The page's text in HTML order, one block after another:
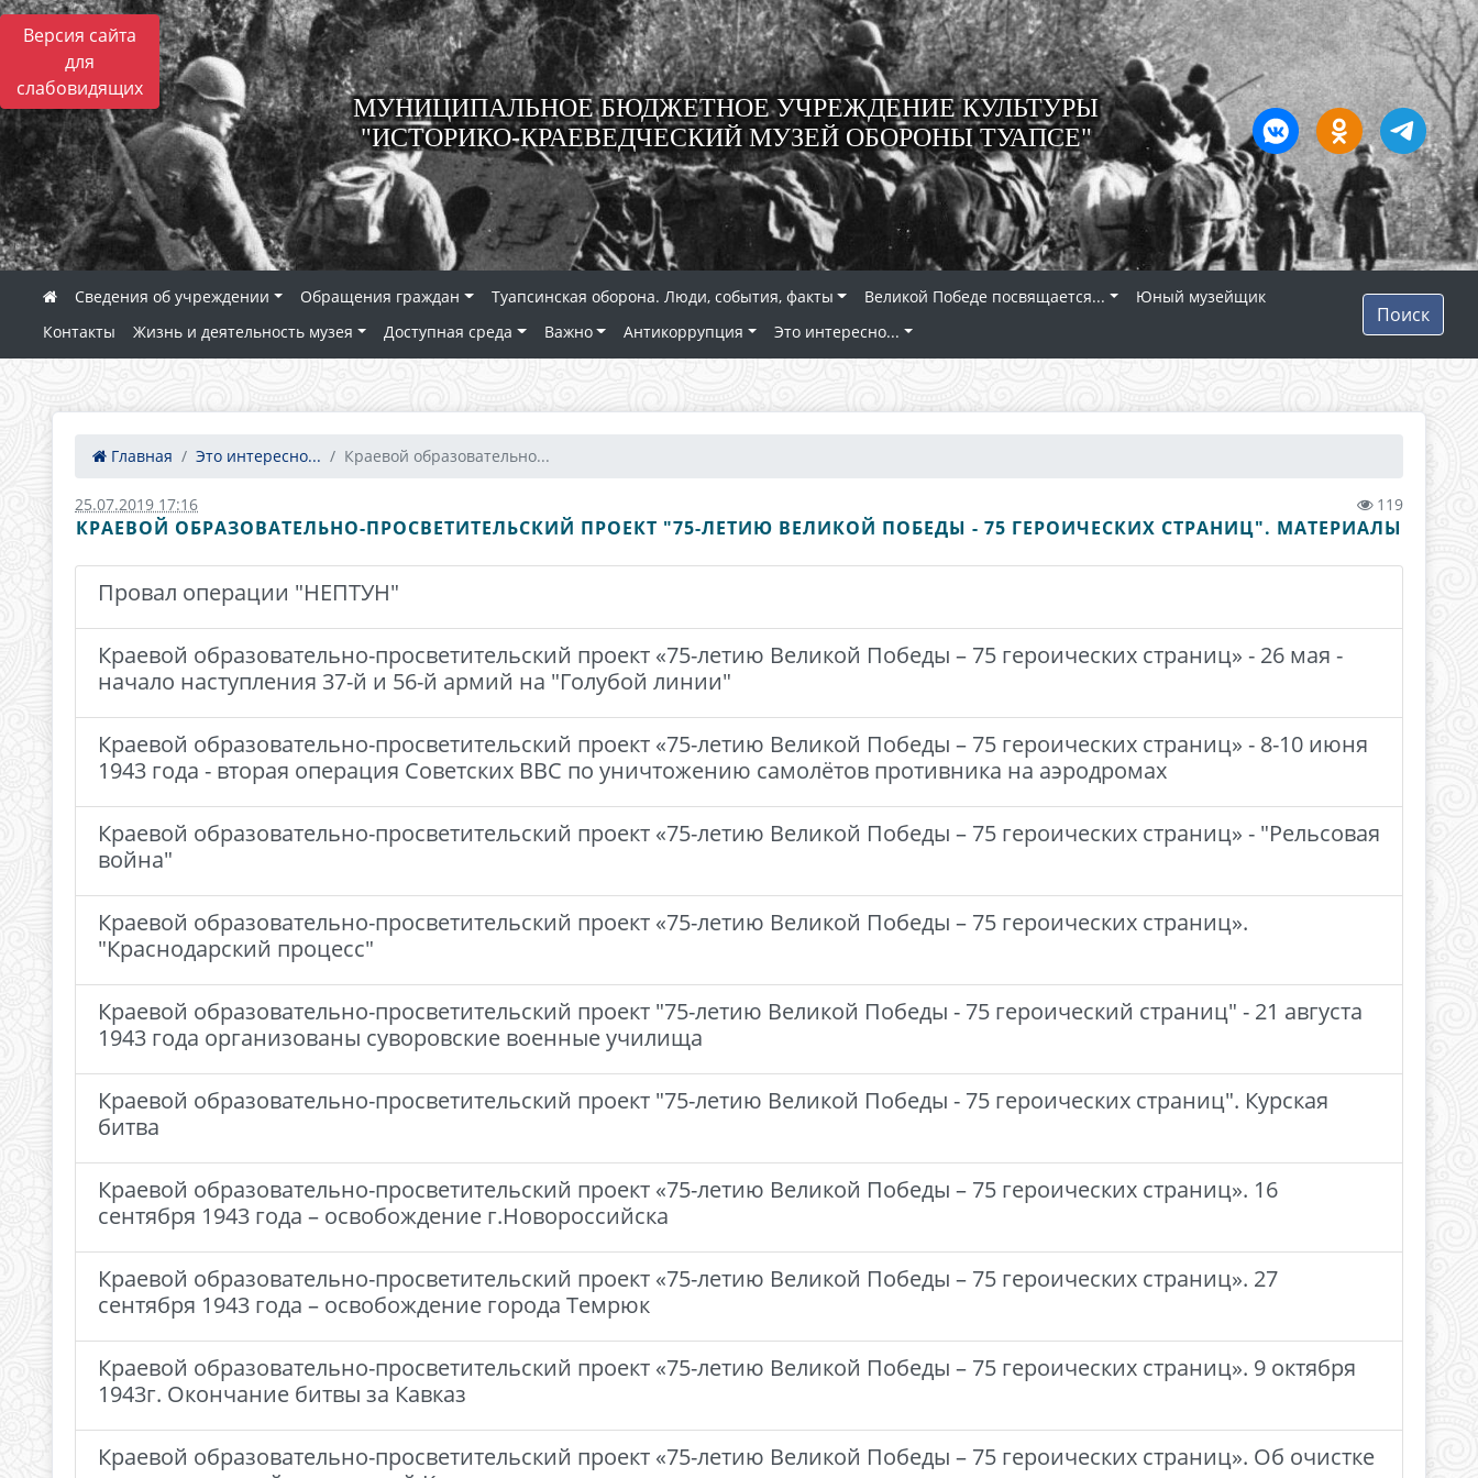
Версия сайта
для
слабовидящих
МУНИЦИПАЛЬНОЕ БЮДЖЕТНОЕ УЧРЕЖДЕНИЕ КУЛЬТУРЫ
"ИСТОРИКО-КРАЕВЕДЧЕСКИЙ МУЗЕЙ ОБОРОНЫ ТУАПСЕ"
Сведения об учреждении Обращения граждан Туапсинская оборона. Люди, события, факты Великой Победе посвящается...
Юный музейщик
Контакты
Жизнь и деятельность музея Доступная среда Важно Антикоррупция Это интересно...
Поиск
Главная Это интересно... Краевой образовательно...
25.07.2019 17:16 119
КРАЕВОЙ ОБРАЗОВАТЕЛЬНО-ПРОСВЕТИТЕЛЬСКИЙ ПРОЕКТ "75-ЛЕТИЮ ВЕЛИКОЙ ПОБЕДЫ - 75 ГЕРОИЧЕСКИХ СТРАНИЦ". МАТЕРИАЛЫ
Провал операции "НЕПТУН"
Краевой образовательно-просветительский проект «75-летию Великой Победы – 75 героических страниц» - 26 мая -
начало наступления 37-й и 56-й армий на "Голубой линии"
Краевой образовательно-просветительский проект «75-летию Великой Победы – 75 героических страниц» - 8-10 июня
1943 года - вторая операция Советских ВВС по уничтожению самолётов противника на аэродромах
Краевой образовательно-просветительский проект «75-летию Великой Победы – 75 героических страниц» - "Рельсовая
война"
Краевой образовательно-просветительский проект «75-летию Великой Победы – 75 героических страниц».
"Краснодарский процесс"
Краевой образовательно-просветительский проект "75-летию Великой Победы - 75 героический страниц" - 21 августа
1943 года организованы суворовские военные училища
Краевой образовательно-просветительский проект "75-летию Великой Победы - 75 героических страниц". Курская
битва
Краевой образовательно-просветительский проект «75-летию Великой Победы – 75 героических страниц». 16
сентября 1943 года – освобождение г.Новороссийска
Краевой образовательно-просветительский проект «75-летию Великой Победы – 75 героических страниц». 27
сентября 1943 года – освобождение города Темрюк
Краевой образовательно-просветительский проект «75-летию Великой Победы – 75 героических страниц». 9 октября
1943г. Окончание битвы за Кавказ
Краевой образовательно-просветительский проект «75-летию Великой Победы – 75 героических страниц». Об очистке